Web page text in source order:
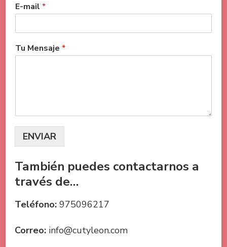
E-mail *
Tu Mensaje *
ENVIAR
También puedes contactarnos a
través de…
Teléfono: 975096217
Correo: info@cutyleon.com